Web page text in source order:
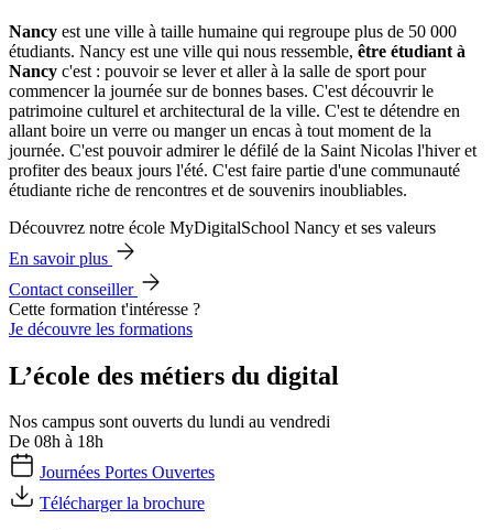
Nancy est une ville à taille humaine qui regroupe plus de 50 000
étudiants. Nancy est une ville qui nous ressemble, être étudiant à
Nancy c'est : pouvoir se lever et aller à la salle de sport pour
commencer la journée sur de bonnes bases. C'est découvrir le
patrimoine culturel et architectural de la ville. C'est te détendre en
allant boire un verre ou manger un encas à tout moment de la
journée. C'est pouvoir admirer le défilé de la Saint Nicolas l'hiver et
profiter des beaux jours l'été. C'est faire partie d'une communauté
étudiante riche de rencontres et de souvenirs inoubliables.
Découvrez notre école MyDigitalSchool Nancy et ses valeurs
En savoir plus
Contact conseiller
Cette formation t'intéresse ?
Je découvre les formations
L’école des métiers du digital
Nos campus sont ouverts du lundi au vendredi
De 08h à 18h
Journées Portes Ouvertes
Télécharger la brochure